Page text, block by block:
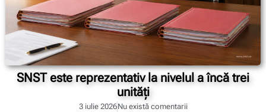
SNST este reprezentativ la nivelul a încă trei
unități
3 iulie 2026Nu există comentarii